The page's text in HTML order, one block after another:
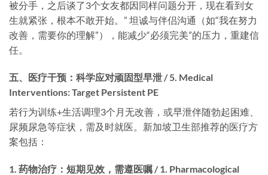
被分手，之后谈了3个女友都因同样问题分开，现在看到女
生就紧张，根本不敢开始。” 坦诚与伴侣沟通（如“我在努力
改善，需要你的理解”），能减少“必须完美”的压力，重建信
任。
五、医疗干预：科学应对顽固型早泄 / 5. Medical
Interventions: Target Persistent PE
若行为训练+生活调理3个月无改善，或早泄伴随勃起困难、
尿频尿急等症状，需及时就医。新加坡卫生部推荐的医疗方
案包括：
1. 药物治疗：短期见效，需遵医嘱 / 1. Pharmacological